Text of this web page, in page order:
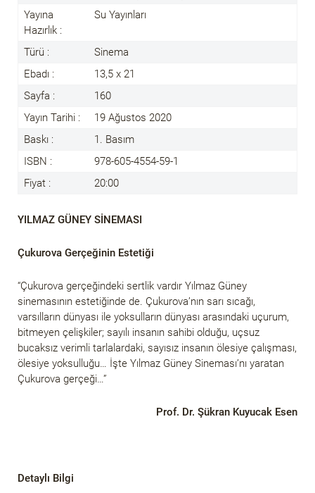
Yayına
Hazırlık :
Su Yayınları
Türü :
Sinema
Ebadı :
13,5 x 21
Sayfa :
160
Yayın Tarihi :
19 Ağustos 2020
Baskı :
1. Basım
ISBN :
978-605-4554-59-1
Fiyat :
20:00
YILMAZ GÜNEY SİNEMASI
Çukurova Gerçeğinin Estetiği
“Çukurova gerçeğindeki sertlik vardır Yılmaz Güney
sinemasının estetiğinde de. Çukurova’nın sarı sıcağı,
varsılların dünyası ile yoksulların dünyası arasındaki uçurum,
bitmeyen çelişkiler; sayılı insanın sahibi olduğu, uçsuz
bucaksız verimli tarlalardaki, sayısız insanın ölesiye çalışması,
ölesiye yoksulluğu… İşte Yılmaz Güney Sineması’nı yaratan
Çukurova gerçeği…”
Prof. Dr. Şükran Kuyucak Esen
Detaylı Bilgi